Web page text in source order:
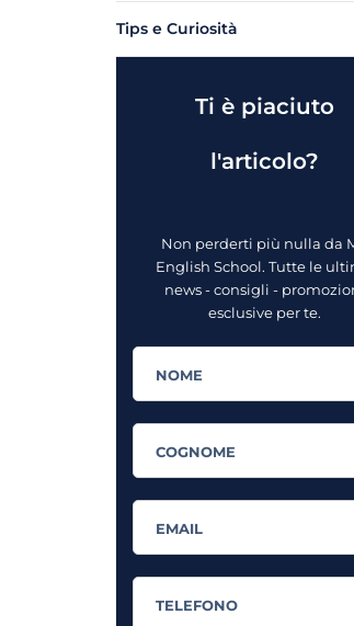
Tips e Curiosità
Ti è piaciuto
l'articolo?
Non perderti più nulla da
English School. Tutte le
news - consigli -
esclusive per te.